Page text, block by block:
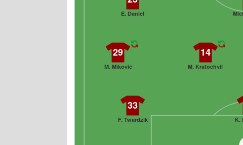
33
F. Twardzik K.
29
M. Mikovič
14
M. Kratochvil
E. Daniel